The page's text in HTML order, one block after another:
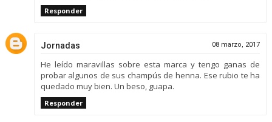
Responder
Jornadas 08 marzo, 2017
He leído maravillas sobre esta marca y tengo ganas de
probar algunos de sus champús de henna. Ese rubio te ha
quedado muy bien. Un beso, guapa.
Responder